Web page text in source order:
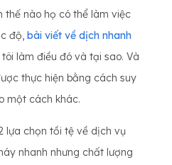
thế nào họ có thể làm việc
độ, bài viết về dịch nhanh
làm điều đó và tại sao. Và
thực hiện bằng cách suy
một cách khác.
lựa chọn tồi tệ về dịch vụ
nhanh nhưng chất lượng